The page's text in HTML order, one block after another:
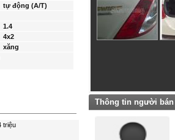
tự động (A/T)
1.4
4x2
xăng
Thông tin người bán